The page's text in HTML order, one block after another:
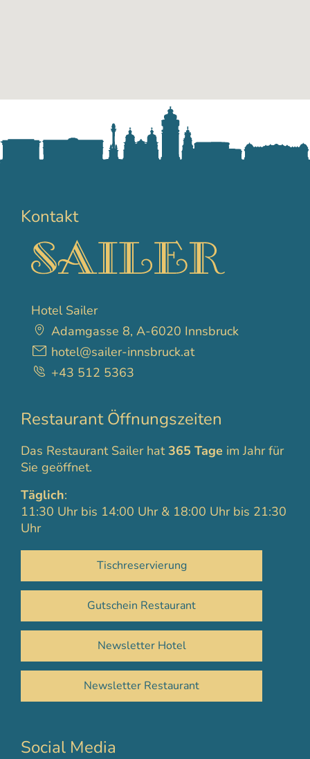
Kontakt
Hotel Sailer
Adamgasse 8, A-6020 Innsbruck
hotel@sailer-innsbruck.at
+43 512 5363
Restaurant Öffnungszeiten
Das Restaurant Sailer hat365 Tage im Jahr für
Sie geöffnet.
Täglich:
11:30 Uhr bis 14:00 Uhr & 18:00 Uhr bis 21:30
Uhr
Tischreservierung
Gutschein Restaurant
Newsletter Hotel
Newsletter Restaurant
Social Media